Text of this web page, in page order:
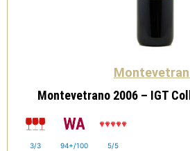
Montevetrano 2006 – IGT
3/3 94+/100 5/5